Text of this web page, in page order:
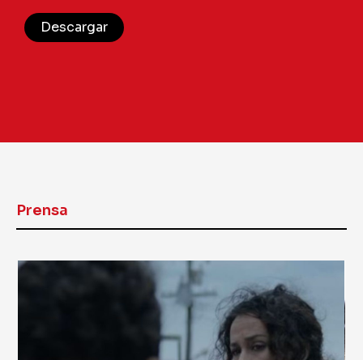
Descargar
Prensa